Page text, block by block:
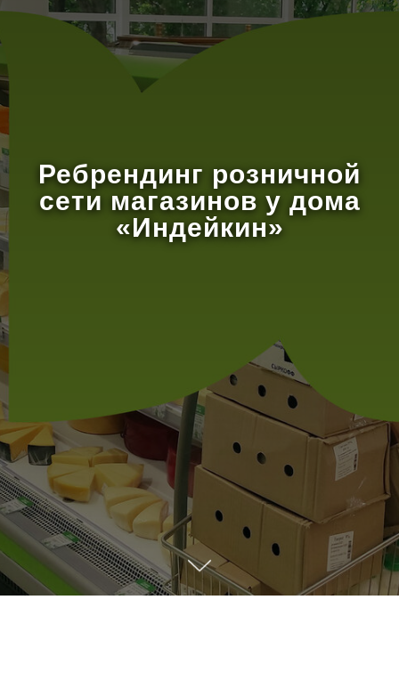
Ребрендинг розничной
сети магазинов у дома
«Индейкин»